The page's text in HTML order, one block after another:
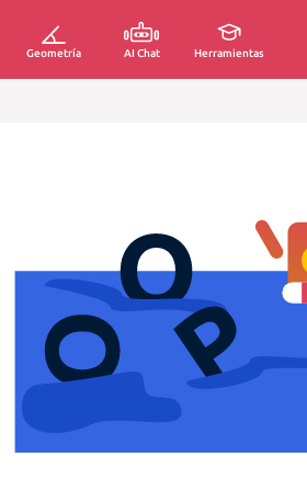
Geometría AI Chat Herramientas